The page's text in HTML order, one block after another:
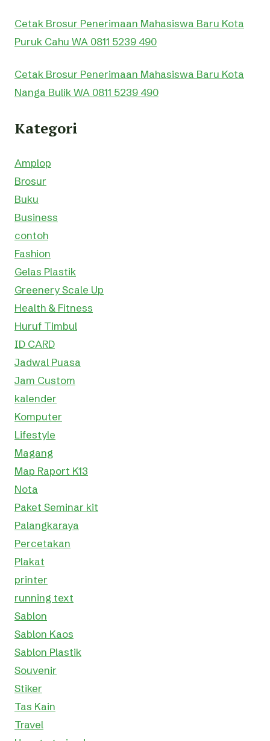
Cetak Brosur Penerimaan Mahasiswa Baru Kota
Puruk Cahu WA 0811 5239 490
Cetak Brosur Penerimaan Mahasiswa Baru Kota
Nanga Bulik WA 0811 5239 490
Kategori
Amplop
Brosur
Buku
Business
contoh
Fashion
Gelas Plastik
Greenery Scale Up
Health & Fitness
Huruf Timbul
ID CARD
Jadwal Puasa
Jam Custom
kalender
Komputer
Lifestyle
Magang
Map Raport K13
Nota
Paket Seminar kit
Palangkaraya
Percetakan
Plakat
printer
running text
Sablon
Sablon Kaos
Sablon Plastik
Souvenir
Stiker
Tas Kain
Travel